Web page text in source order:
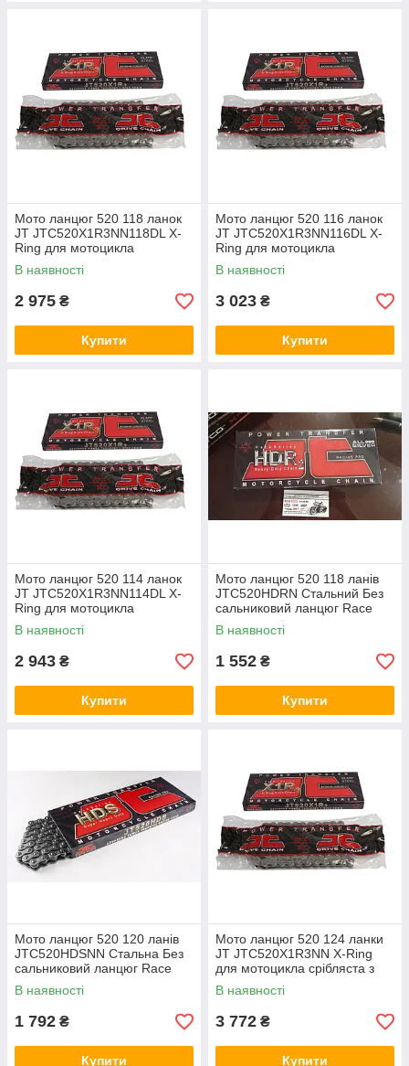
Мото ланцюг 520 118 ланок
JT JTC520X1R3NN118DL X-
Ring для мотоцикла
срібляста з двома замками
В наявності
2 975 ₴
Купити
Мото ланцюг 520 116 ланок
JT JTC520X1R3NN116DL X-
Ring для мотоцикла
срібляста з двома замками
В наявності
3 023 ₴
Купити
Мото ланцюг 520 114 ланок
JT JTC520X1R3NN114DL X-
Ring для мотоцикла
срібляста з двома замками
В наявності
2 943 ₴
Купити
Мото ланцюг 520 118 ланів
JTC520HDRN Стальний Без
сальниковий ланцюг Race
серії (замок під защелку)
В наявності
1 552 ₴
Купити
Мото ланцюг 520 120 ланів
JTC520HDSNN Стальна Без
сальниковий ланцюг Race
серії (замок під защелку)
В наявності
1 792 ₴
Купити
Мото ланцюг 520 124 ланки
JT JTC520X1R3NN X-Ring
для мотоцикла срібляста з
двома замками
В наявності
3 772 ₴
Купити